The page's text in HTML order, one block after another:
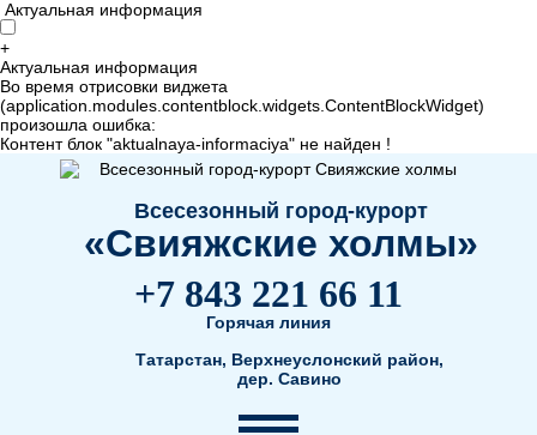
Актуальная информация
+
Актуальная информация
Во время отрисовки виджета
(application.modules.contentblock.widgets.ContentBlockWidget)
произошла ошибка:
Контент блок "aktualnaya-informaciya" не найден !
Всесезонный город-курорт
«Свияжские холмы»
+7 843 221 66 11
Горячая линия
Татарстан, Верхнеуслонский район,
дер. Савино